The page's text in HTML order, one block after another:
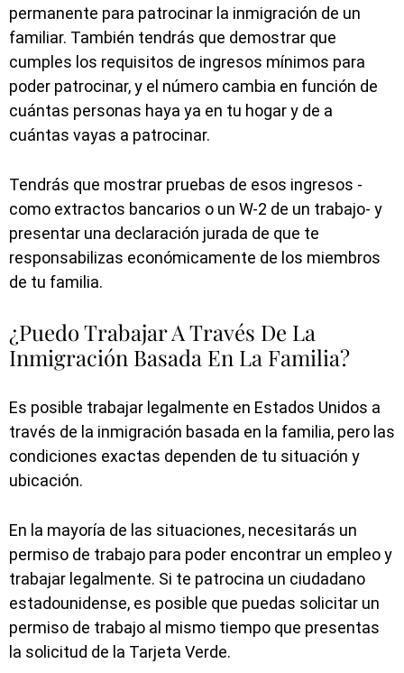
permanente para patrocinar la inmigración de un
familiar. También tendrás que demostrar que
cumples los requisitos de ingresos mínimos para
poder patrocinar, y el número cambia en función de
cuántas personas haya ya en tu hogar y de a
cuántas vayas a patrocinar.
Tendrás que mostrar pruebas de esos ingresos -
como extractos bancarios o un W-2 de un trabajo- y
presentar una declaración jurada de que te
responsabilizas económicamente de los miembros
de tu familia.
¿Puedo Trabajar A Través De La
Inmigración Basada En La Familia?
Es posible trabajar legalmente en Estados Unidos a
través de la inmigración basada en la familia, pero las
condiciones exactas dependen de tu situación y
ubicación.
En la mayoría de las situaciones, necesitarás un
permiso de trabajo para poder encontrar un empleo y
trabajar legalmente. Si te patrocina un ciudadano
estadounidense, es posible que puedas solicitar un
permiso de trabajo al mismo tiempo que presentas
la solicitud de la Tarjeta Verde.